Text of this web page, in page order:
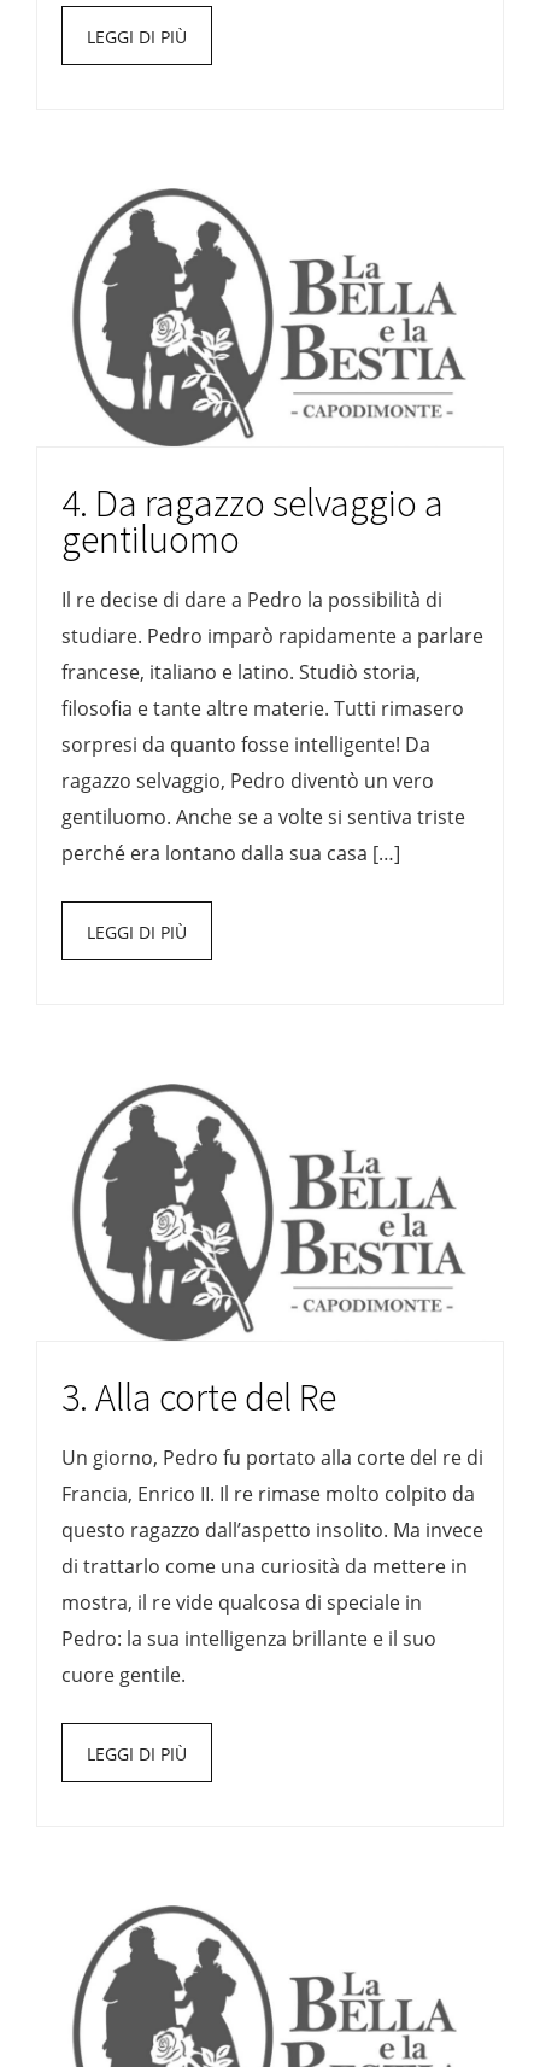
LEGGI DI PIÙ
4. Da ragazzo selvaggio a
gentiluomo
Il re decise di dare a Pedro la possibilità di
studiare. Pedro imparò rapidamente a parlare
francese, italiano e latino. Studiò storia,
filosofia e tante altre materie. Tutti rimasero
sorpresi da quanto fosse intelligente! Da
ragazzo selvaggio, Pedro diventò un vero
gentiluomo. Anche se a volte si sentiva triste
perché era lontano dalla sua casa […]
LEGGI DI PIÙ
3. Alla corte del Re
Un giorno, Pedro fu portato alla corte del re di
Francia, Enrico II. Il re rimase molto colpito da
questo ragazzo dall’aspetto insolito. Ma invece
di trattarlo come una curiosità da mettere in
mostra, il re vide qualcosa di speciale in
Pedro: la sua intelligenza brillante e il suo
cuore gentile.
LEGGI DI PIÙ